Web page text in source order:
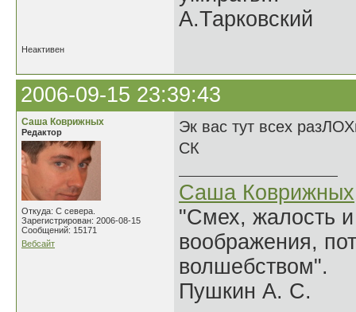
А.Тарковский
Неактивен
2006-09-15 23:39:43
Саша Коврижных
Редактор
Откуда: С севера.
Зарегистрирован: 2006-08-15
Сообщений: 15171
Вебсайт
Эк вас тут всех
СК
Саша Коврижных
"Смех, жалость
воображения,
волшебством".
Пушкин А. С.